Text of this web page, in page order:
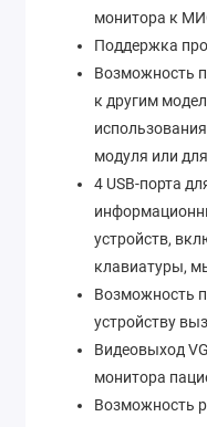
монитора к
Поддержка
Возможность
к другим
модуля или
4 USB-порта
устройств,
клавиатуры,
Возможность
устройству
Видеовыход
монитора
Возможность